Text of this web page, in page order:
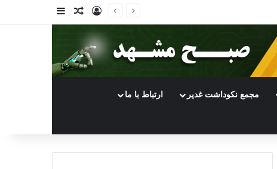
ورودنوشته تصادفی
سایدبار
مجمع نکوداشت غدیر ارتباط با ما